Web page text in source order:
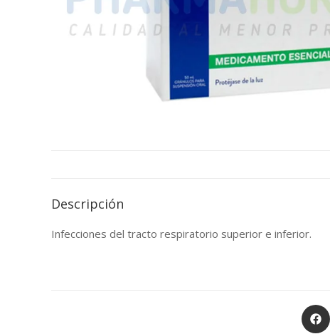
Descripción
Infecciones del tracto respiratorio superior e inferior.
Opens
in